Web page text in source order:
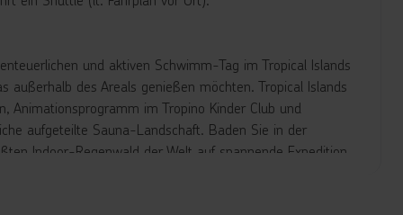
und aktiven Schwimm-Tag im Tropical Islands
des Areals genießen möchten. Tropical Islands
Animationsprogramm im Tropino Kinder Club und
aufgeteilte Sauna-Landschaft. Baden Sie in der
Indoor-Regenwald der Welt auf spannende Expedition.